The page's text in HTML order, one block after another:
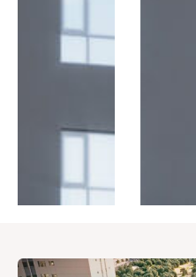
Mua bán
Thị trường
Liên hệ